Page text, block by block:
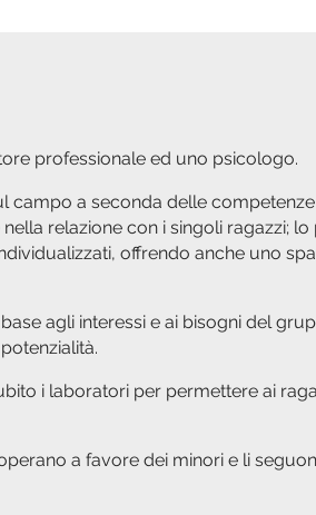
professionale ed uno psicologo.
campo a seconda delle
relazione con i singoli ragazzi;
offrendo anche uno
agli interessi e ai bisogni del
i laboratori per permettere ai
a favore dei minori e li